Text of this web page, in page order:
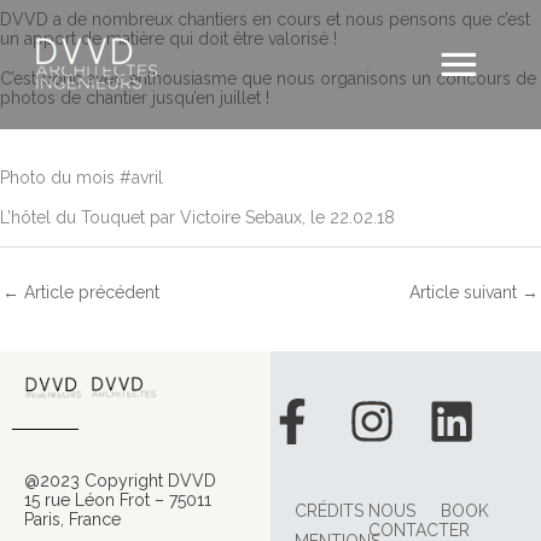
Aller
au
contenu
DVVD a de nombreux chantiers en cours et nous pensons que c’est
un apport de matière qui doit être valorisé !
C’est donc avec enthousiasme que nous organisons un concours de
photos de chantier jusqu’en juillet !
Photo du mois #avril
L’hôtel du Touquet par Victoire Sebaux, le 22.02.18
← Article précédent Article suivant →
@2023 Copyright DVVD
15 rue Léon Frot – 75011
Paris, France
Facebook-
f
CRÉDITS NOUS
CONTACTER
BOOK